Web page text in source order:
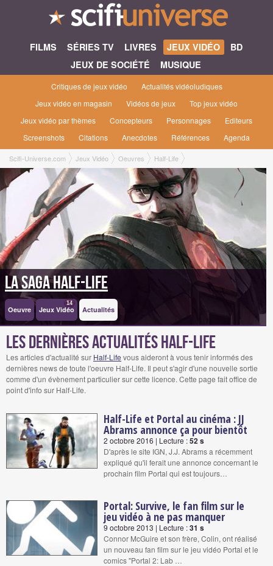
FILMS SÉRIES TV LIVRES JEUX VIDÉO
BD
JEUX DE SOCIÉTÉ
MUSIQUE
Critiques de jeux vidéo
Actualités vidéoludiques
Jeux vidéo en magasin
Vidéos de jeux
Top jeux vidéo
Jeux vidéo par thèmes
Concepteurs Personnages
Editeurs
Screenshots
Citations Anecdotes Références Agenda
Scifi-Universe.com Jeux Vidéo Oeuvres Half-Life
La saga Half-Life
Oeuvre Jeux Vidéo
14
Actualités
Les dernières actualités Half-Life
Les articles d'actualité sur Half-Life vous aideront à vous tenir informés des
dernières news de toute l'oeuvre Half-Life. Il peut s'agir d'une nouvelle sortie
comme d'un évènement particulier sur cette licence. Cette page fait office de
point d'info sur Half-Life.
Half-Life et Portal au cinéma : JJ
Abrams annonce ça pour bientôt
2 octobre 2016 | Lecture :52 s
D'après le site IGN, J.J. Abrams a récemment
expliqué qu'il ferait une annonce concernant le
prochain film Portal qui est toujours…
Portal: Survive, le fan film sur le
jeu vidéo à ne pas manquer
9 octobre 2013 | Lecture :31 s
Connor McGuire et son frère, Colin, ont réalisé
un nouveau fan film sur le jeu vidéo Portal et le
comics "Portal 2: Lab …